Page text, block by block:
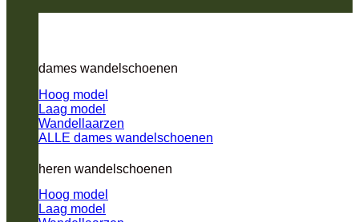
dames wandelschoenen
Hoog model
Laag model
Wandellaarzen
ALLE dames wandelschoenen
heren wandelschoenen
Hoog model
Laag model